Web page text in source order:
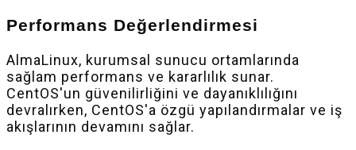
Performans Değerlendirmesi
AlmaLinux, kurumsal sunucu ortamlarında
sağlam performans ve kararlılık sunar.
CentOS'un güvenilirliğini ve dayanıklılığını
devralırken, CentOS'a özgü yapılandırmalar ve iş
akışlarının devamını sağlar.